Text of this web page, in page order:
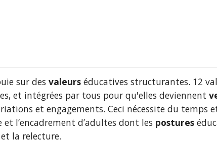
sur des valeurs éducatives structurantes. 12
et intégrées par tous pour qu'elles deviennent
et engagements. Ceci nécessite du temps
l’encadrement d’adultes dont les postures
la relecture.